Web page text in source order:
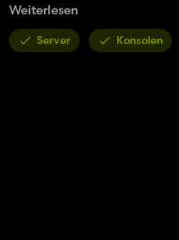
Preis; 2500 €
Kategorie; Tiere > Bienen
Weiterlesen
Server Konsolen